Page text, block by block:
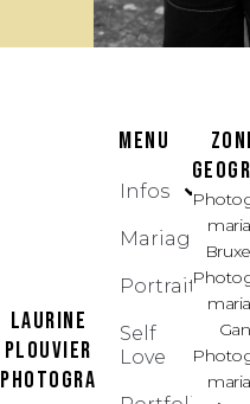
LAURINE
PLOUVIER
PHOTOGRAPHIE
MENU
Infos
Mariages
Portraits
Self
Love